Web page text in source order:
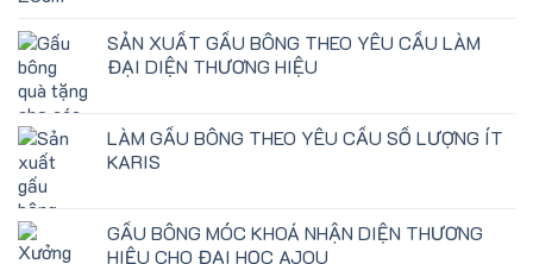
SẢN XUẤT GẤU BÔNG THEO YÊU CẦU LÀM
ĐẠI DIỆN THƯƠNG HIỆU
LÀM GẤU BÔNG THEO YÊU CẦU SỐ LƯỢNG ÍT
KARIS
GẤU BÔNG MÓC KHOÁ NHẬN DIỆN THƯƠNG
HIỆU CHO ĐẠI HỌC AJOU